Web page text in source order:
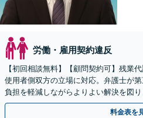
労働・雇用契約違反
【初回相談無料】【顧問契約可】残業
使用者側双方の立場に対応。弁護士が
負担を軽減しながらよりよい解決を図
イン面談OK】
料金表を